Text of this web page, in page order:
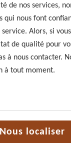
de nos services,
qui nous font
Alors, si vous
de qualité pour
à nous contacter.
à tout moment.
Nous localiser